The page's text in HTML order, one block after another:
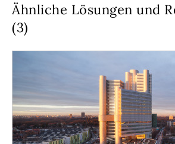
Ähnliche Lösungen und
(3)